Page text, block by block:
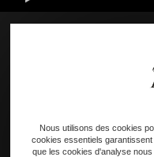
Nous utilisons des cookies
cookies essentiels
que les cookies d'analyse